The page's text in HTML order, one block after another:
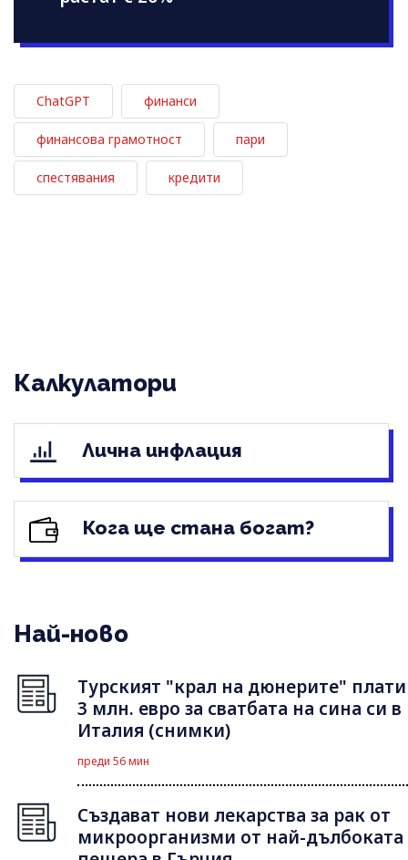
ChatGPT финанси
финансова грамотност пари
спестявания кредити
Калкулатори
Лична инфлация
Кога ще стана богат?
Най-ново
Турският "крал на дюнерите" плати
3 млн. евро за сватбата на сина си в
Италия (снимки)
преди 56 мин
Създават нови лекарства за рак от
микроорганизми от най-дълбоката